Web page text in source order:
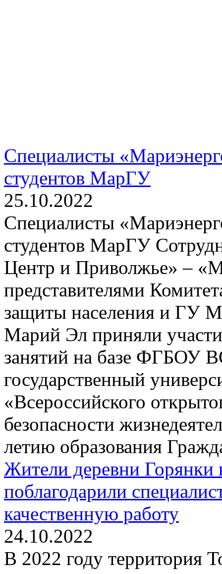
Специалисты
студентов МарГУ
25.10.2022
Специалисты
студентов МарГУ
Центр и Приволжье» –
представителями
защиты населения и ГУ
Марий Эл приняли
занятий на базе ФГБОУ
государственный
«Всероссийского
безопасности
летию образования
Жители деревни Горянки
поблагодарили
качественную работу
24.10.2022
В 2022 году территория